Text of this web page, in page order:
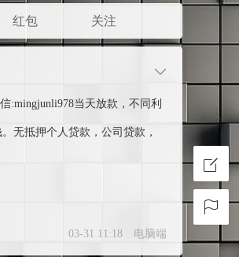
红包 关注
:mingjunli978当天放款，不同利
无抵押个人贷款，公司贷款，
03-31 11:18 电脑端